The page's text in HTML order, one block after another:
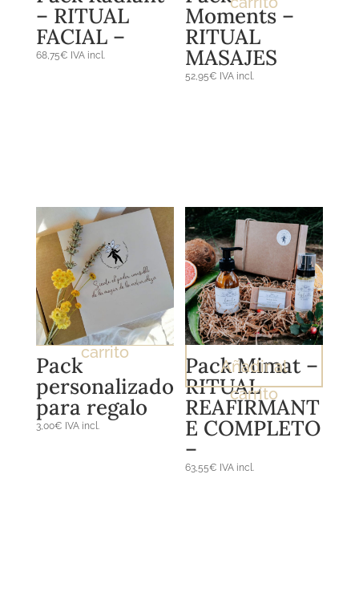
– RITUAL
FACIAL –
68,75€ IVA incl.
Moments –
RITUAL
MASAJES
52,95€ IVA incl.
Pack
personalizado
para regalo
3,00€ IVA incl.
Añadir al
carrito
Pack Mimat –
RITUAL
REAFIRMANT
E COMPLETO
–
63,55€ IVA incl.
Añadir al
carrito